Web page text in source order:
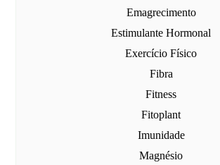
Emagrecimento
Estimulante Hormonal
Exercício Físico
Fibra
Fitness
Fitoplant
Imunidade
Magnésio